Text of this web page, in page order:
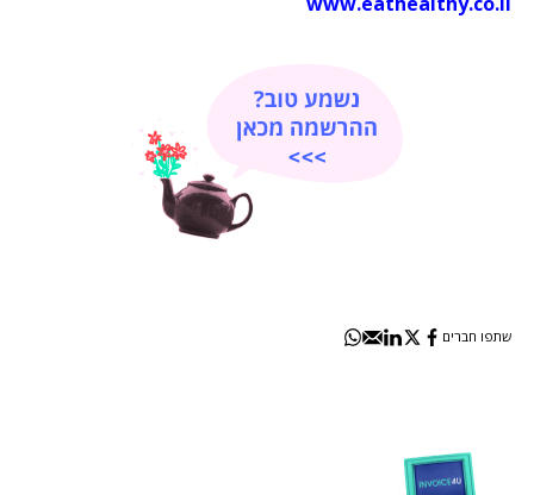
שתפו חברים